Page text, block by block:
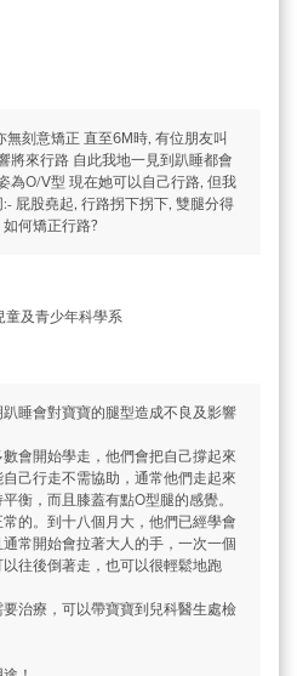
無刻意矯正 直至6M時, 有位朋友叫
將來行路 自此我地一見到趴睡都會
為O/V型 現在她可以自己行路, 但我
屁股堯起, 行路拐下拐下, 雙腿分得
何矯正行路?
及青少年科學系
睡會對寶寶的腿型造成不良及影響
會開始學走，他們會把自己撐起來
己行走不需協助，通常他們走起來
衡，而且膝蓋有點O型腿的感覺。
的。到十八個月大，他們已經學會
常開始會拉著大人的手，一次一個
往後倒著走，也可以很輕鬆地跑
治療，可以帶寶寶到兒科醫生處檢